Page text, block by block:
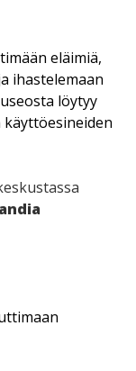
eläimiä,
ihastelemaan
löytyy